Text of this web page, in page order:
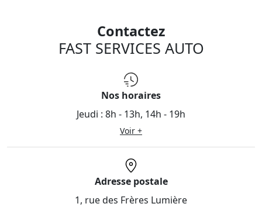
Contactez
FAST SERVICES AUTO
Nos horaires
Jeudi : 8h - 13h, 14h - 19h
Voir +
Adresse postale
1, rue des Frères Lumière